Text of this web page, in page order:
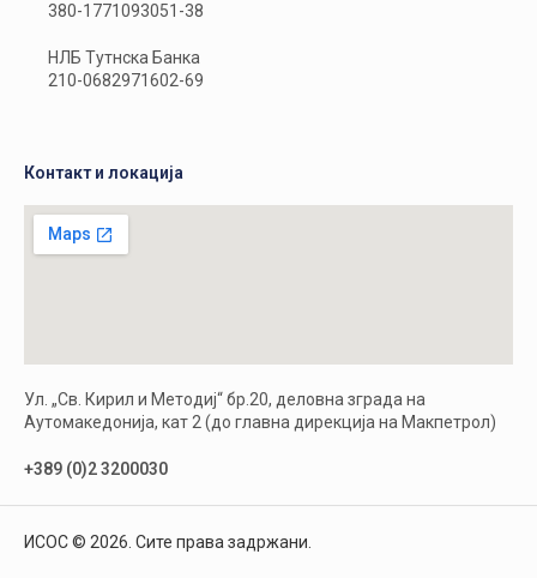
380-1771093051-38
НЛБ Тутнска Банка
210-0682971602-69
Контакт и локација
Ул. „Св. Кирил и Методиј“ бр.20, деловна зграда на
Аутомакедонија, кат 2 (до главна дирекција на Макпетрол)
+389 (0)2 3200030
ИСОС © 2026. Сите права задржани.